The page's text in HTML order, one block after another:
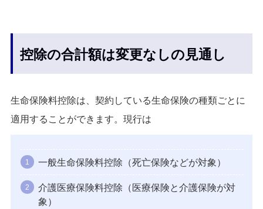
控除の合計額は変更なしの見通し
生命保険料控除は、契約している生命保険の種類ごとに
適用することができます。現行は
一般生命保険料控除（死亡保険などが対象）
介護医療保険料控除（医療保険と介護保険が対
象）